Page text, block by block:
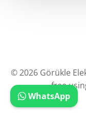
© 2026 Görükle
free
WhatsApp